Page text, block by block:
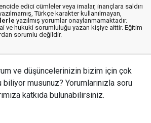
edici cümleler veya imalar, inançlara saldırı
Türkçe karakter kullanılmayan,
yazılmış yorumlar onaylanmamaktadır.
ve hukuki sorumluluğu yazan kişiye aittir. Eğitim
sorumlu değildir.
ve düşüncelerinizin bizim için çok
musunuz? Yorumlarınızla soru
katkıda bulunabilirsiniz.